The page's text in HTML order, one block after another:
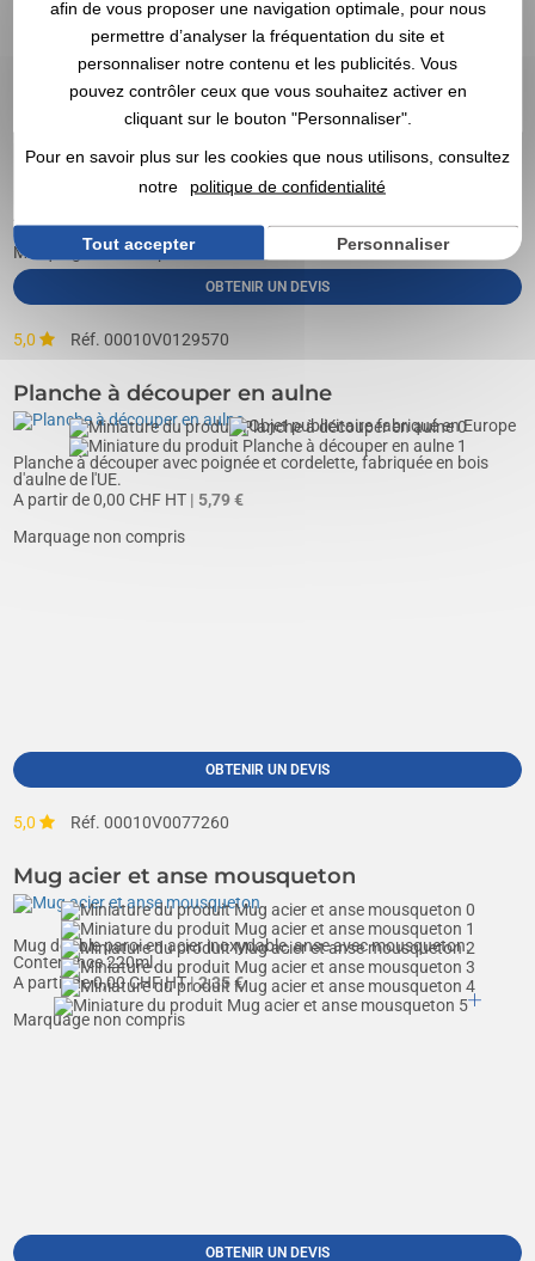
Planche à découper en bois d'aulne naturel, Modèle avec poignée
petit format disponible en 32x14cm (tarif affiché),...
Marquage non compris
OBTENIR UN DEVIS
5,0 Réf. 00010V0129570
Planche à découper en aulne
Planche à découper avec poignée et cordelette, fabriquée en bois
d'aulne de l'UE.
A partir de0,00CHF HT | 5,79 €
Marquage non compris
OBTENIR UN DEVIS
5,0 Réf. 00010V0077260
Mug acier et anse mousqueton
Mug double paroi en acier inoxydable, anse avec mousqueton.
Contenance 220ml.
A partir de0,00CHF HT| 2,35 €
Marquage non compris
OBTENIR UN DEVIS
afin de vous proposer une navigation optimale, pour nous
permettre d’analyser la fréquentation du site et
personnaliser notre contenu et les publicités. Vous
pouvez contrôler ceux que vous souhaitez activer en
cliquant sur le bouton "Personnaliser".
Pour en savoir plus sur les cookies que nous utilisons, consultez
notre
politique de confidentialité
Tout accepter Personnaliser